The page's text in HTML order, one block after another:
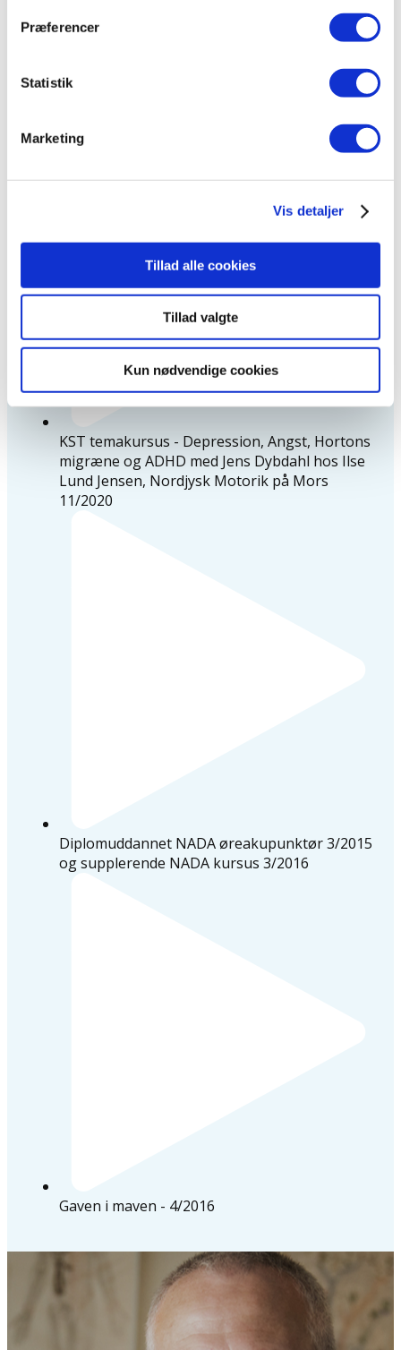
Præferencer
Statistik
Marketing
Vis detaljer
Tillad alle cookies
Tillad valgte
Kun nødvendige cookies
Børne KST hos Institut for Kropsterapi i Viborg
KST temakursus - Depression, Angst, Hortons
migræne og ADHD med Jens Dybdahl hos Ilse
Lund Jensen, Nordjysk Motorik på Mors
11/2020
Diplomuddannet NADA øreakupunktør 3/2015
og supplerende NADA kursus 3/2016
Gaven i maven - 4/2016